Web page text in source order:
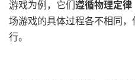
游戏为例，它们遵循物理定律
场游戏的具体过程各不相同
行。